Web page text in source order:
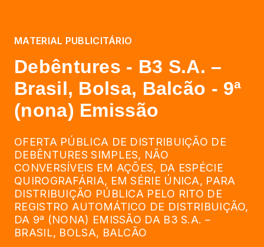
MATERIAL PUBLICITÁRIO
Debêntures - B3 S.A. –
Brasil, Bolsa, Balcão - 9ª
(nona) Emissão
OFERTA PÚBLICA DE DISTRIBUIÇÃO DE
DEBÊNTURES SIMPLES, NÃO
CONVERSÍVEIS EM AÇÕES, DA ESPÉCIE
QUIROGRAFÁRIA, EM SÉRIE ÚNICA, PARA
DISTRIBUIÇÃO PÚBLICA PELO RITO DE
REGISTRO AUTOMÁTICO DE DISTRIBUIÇÃO,
DA 9ª (NONA) EMISSÃO DA B3 S.A. –
BRASIL, BOLSA, BALCÃO